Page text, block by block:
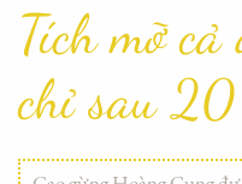
Tích mỡ
chỉ sau